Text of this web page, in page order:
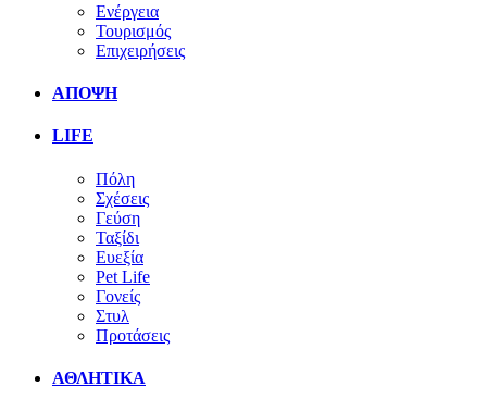
Ενέργεια
Τουρισμός
Επιχειρήσεις
ΑΠΟΨΗ
LIFE
Πόλη
Σχέσεις
Γεύση
Ταξίδι
Ευεξία
Pet Life
Γονείς
Στυλ
Προτάσεις
ΑΘΛΗΤΙΚΑ